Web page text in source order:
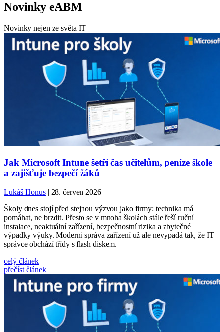
Novinky eABM
Novinky nejen ze světa IT
Jak Microsoft Intune šetří čas učitelům, peníze škole
a zajišťuje bezpečí žáků
Lukáš Honus | 28. červen 2026
Školy dnes stojí před stejnou výzvou jako firmy: technika má
pomáhat, ne brzdit. Přesto se v mnoha školách stále řeší ruční
instalace, neaktuální zařízení, bezpečnostní rizika a zbytečné
výpadky výuky. Moderní správa zařízení už ale nevypadá tak, že IT
správce obchází třídy s flash diskem.
celý článek
přečíst článek